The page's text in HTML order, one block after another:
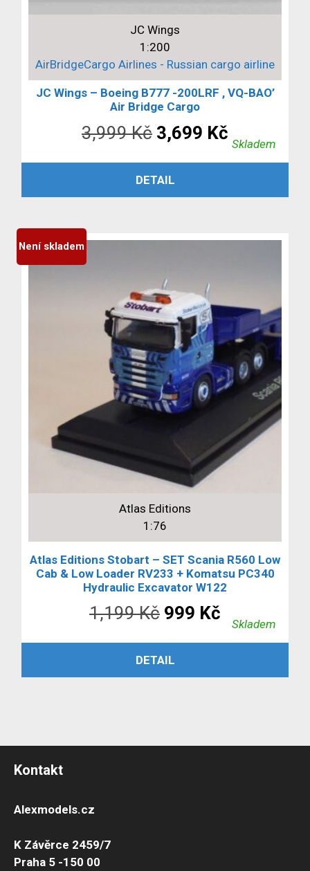
JC Wings
1:200
AirBridgeCargo Airlines - Russian cargo airline
JC Wings – Boeing B777 -200LRF , VQ-BAO’
Air Bridge Cargo
3,999Kč Původní
cena
byla:
3,699 Kč
cena
Skladem
PŘIDAT DO KOŠÍKU
DETAIL
Není skladem
Atlas Editions
1:76
Atlas Editions Stobart – SET Scania R560 Low
Cab & Low Loader RV233 + Komatsu PC340
Hydraulic Excavator W122
1,199Kč Původní
cena
byla:
999 Kč
cena
Skladem
ČTĚTE VÍCE
DETAIL
Kontakt
Alexmodels.cz
K Závěrce 2459/7
Praha 5 -150 00